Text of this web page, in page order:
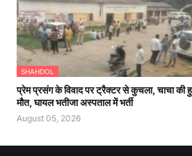
SHAHDOL
प्रेम प्रसंग के विवाद पर ट्रैक्टर से कुचला, चाचा की
मौत, घायल भतीजा अस्पताल में भर्ती
August 05, 2026